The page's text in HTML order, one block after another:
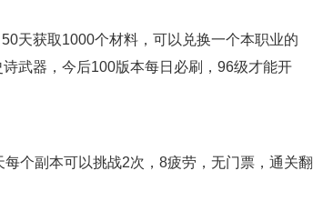
天获取1000个材料，可以兑换一个本职业的
武器，今后100版本每日必刷，96级才能开
个副本可以挑战2次，8疲劳，无门票，通关翻